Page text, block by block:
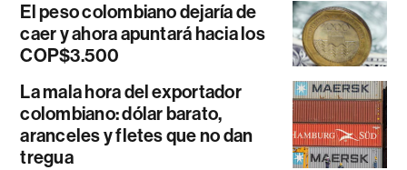
El peso colombiano dejaría de
caer y ahora apuntará hacia los
COP$3.500
La mala hora del exportador
colombiano: dólar barato,
aranceles y fletes que no dan
tregua